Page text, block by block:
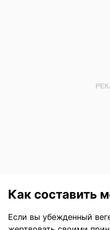
Как составить
Если вы убежденный